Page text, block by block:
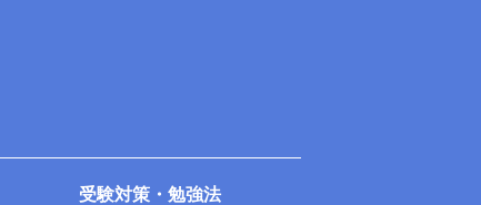
受験対策・勉強法